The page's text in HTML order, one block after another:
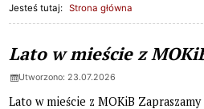
Jesteś tutaj: Strona główna
Strona
Aktualności, strona 1
Lato w mieście z
Utworzono: 23.07.2026
Lato w mieście z MOKiB